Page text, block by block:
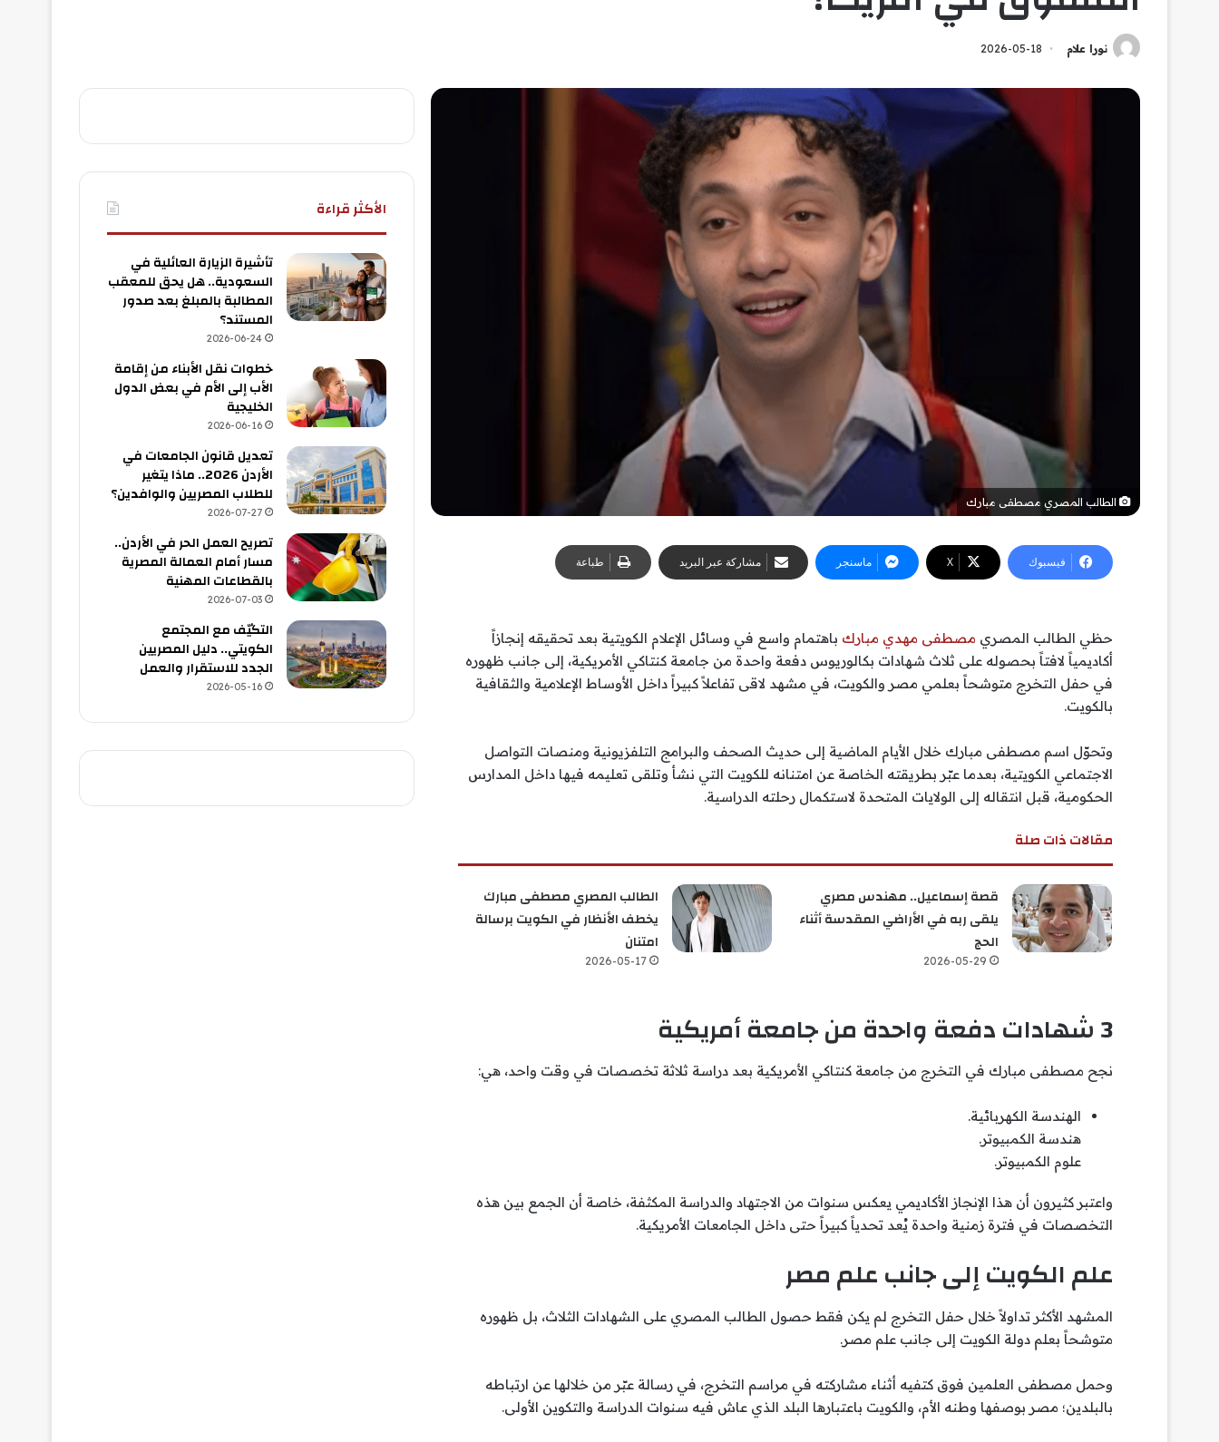
نورا علام 2026-05-18
الطالب المصري مصطفى مبارك
فيسبوك ‫X ماسنجر مشاركة عبر البريد طباعة
حظي الطالب المصري مصطفى مهدي مبارك باهتمام واسع في وسائل الإعلام الكويتية بعد تحقيقه إنجازاً
أكاديمياً لافتاً بحصوله على ثلاث شهادات بكالوريوس دفعة واحدة من جامعة كنتاكي الأمريكية، إلى جانب ظهوره
في حفل التخرج متوشحاً بعلمي مصر والكويت، في مشهد لاقى تفاعلاً كبيراً داخل الأوساط الإعلامية والثقافية
بالكويت.
وتحوّل اسم مصطفى مبارك خلال الأيام الماضية إلى حديث الصحف والبرامج التلفزيونية ومنصات التواصل
الاجتماعي الكويتية، بعدما عبّر بطريقته الخاصة عن امتنانه للكويت التي نشأ وتلقى تعليمه فيها داخل المدارس
الحكومية، قبل انتقاله إلى الولايات المتحدة لاستكمال رحلته الدراسية.
مقالات ذات صلة
قصة إسماعيل.. مهندس مصري
يلقى ربه في الأراضي المقدسة أثناء
الحج
2026-05-29
الطالب المصري مصطفى مبارك
يخطف الأنظار في الكويت برسالة
امتنان
2026-05-17
3 شهادات دفعة واحدة من جامعة أمريكية
نجح مصطفى مبارك في التخرج من جامعة كنتاكي الأمريكية بعد دراسة ثلاثة تخصصات في وقت واحد، هي:
الهندسة الكهربائية.
هندسة الكمبيوتر.
علوم الكمبيوتر.
واعتبر كثيرون أن هذا الإنجاز الأكاديمي يعكس سنوات من الاجتهاد والدراسة المكثفة، خاصة أن الجمع بين هذه
التخصصات في فترة زمنية واحدة يُعد تحدياً كبيراً حتى داخل الجامعات الأمريكية.
علم الكويت إلى جانب علم مصر
المشهد الأكثر تداولاً خلال حفل التخرج لم يكن فقط حصول الطالب المصري على الشهادات الثلاث، بل ظهوره
متوشحاً بعلم دولة الكويت إلى جانب علم مصر.
وحمل مصطفى العلمين فوق كتفيه أثناء مشاركته في مراسم التخرج، في رسالة عبّر من خلالها عن ارتباطه
بالبلدين؛ مصر بوصفها وطنه الأم، والكويت باعتبارها البلد الذي عاش فيه سنوات الدراسة والتكوين الأولى.
الأكثر قراءة
تأشيرة الزيارة العائلية في
السعودية.. هل يحق للمعقب
المطالبة بالمبلغ بعد صدور
المستند؟
2026-06-24
خطوات نقل الأبناء من إقامة
الأب إلى الأم في بعض الدول
الخليجية
2026-06-16
تعديل قانون الجامعات في
الأردن 2026.. ماذا يتغير
للطلاب المصريين والوافدين؟
2026-07-27
تصريح العمل الحر في الأردن..
مسار أمام العمالة المصرية
بالقطاعات المهنية
2026-07-03
التكيّف مع المجتمع
الكويتي.. دليل المصريين
الجدد للاستقرار والعمل
2026-05-16